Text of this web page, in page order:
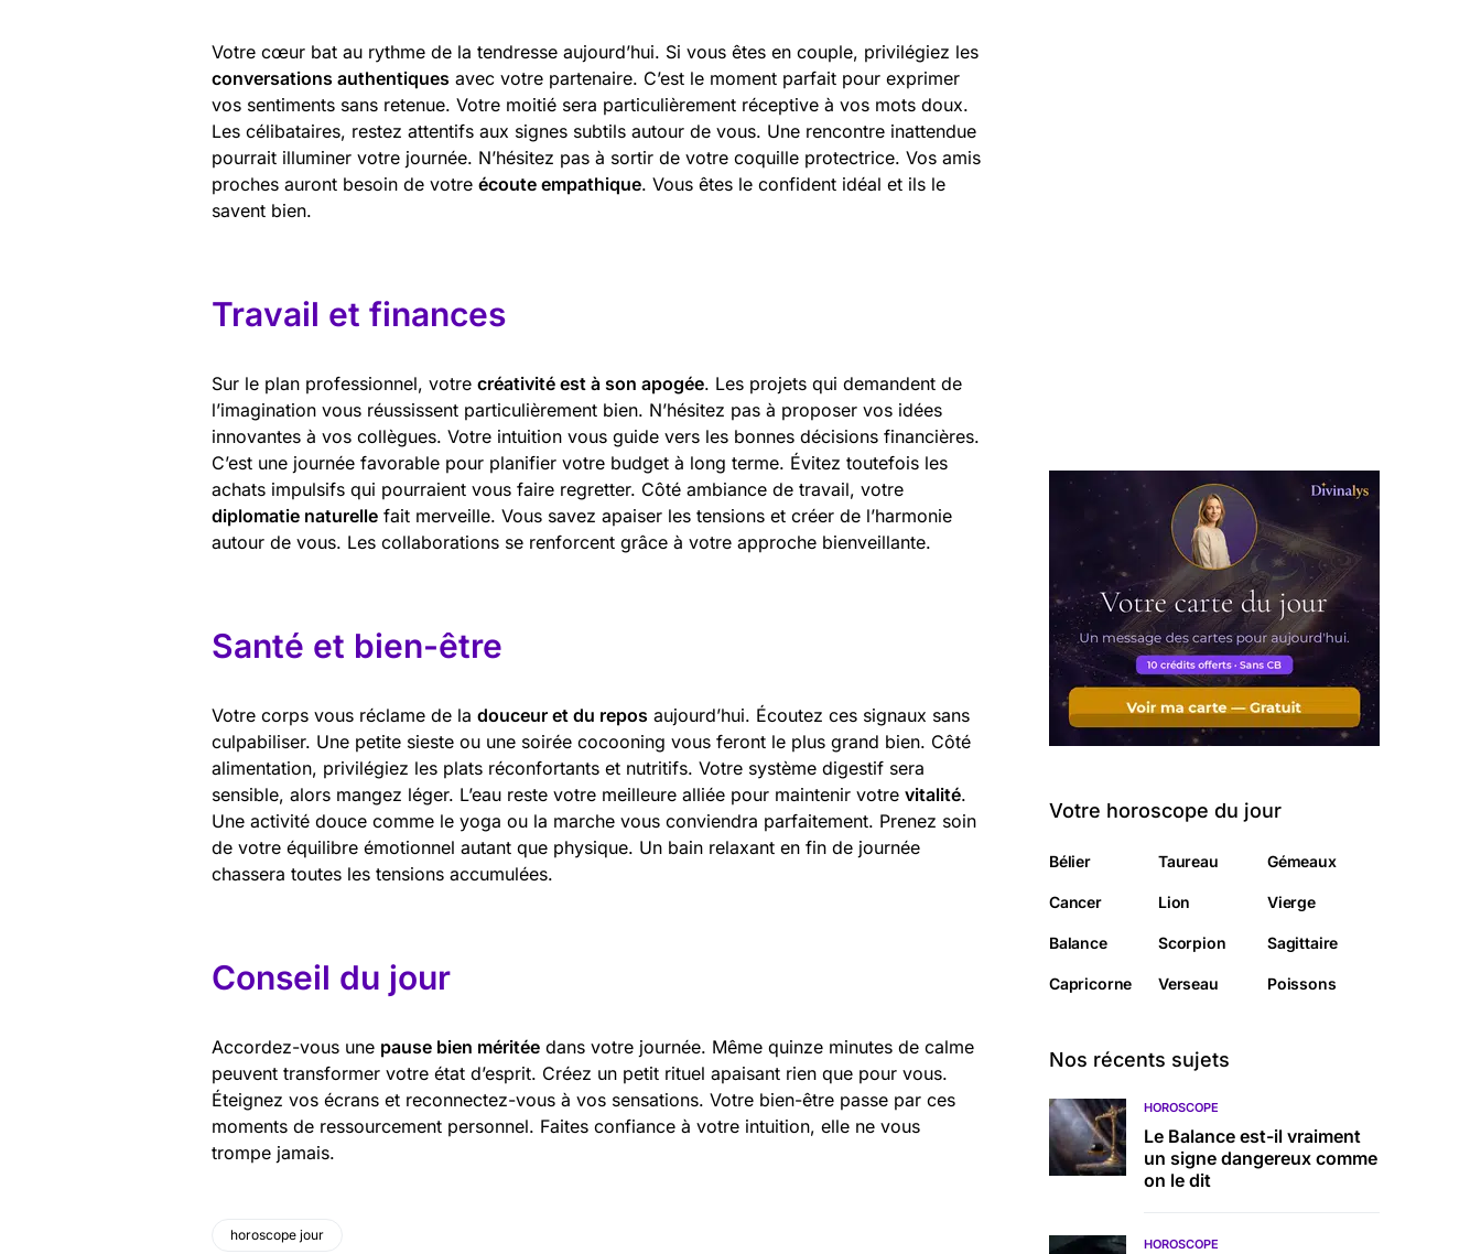
Votre cœur bat au rythme de la tendresse aujourd’hui. Si vous êtes en couple, privilégiez les
conversations authentiques avec votre partenaire. C’est le moment parfait pour exprimer
vos sentiments sans retenue. Votre moitié sera particulièrement réceptive à vos mots doux.
Les célibataires, restez attentifs aux signes subtils autour de vous. Une rencontre inattendue
pourrait illuminer votre journée. N’hésitez pas à sortir de votre coquille protectrice. Vos amis
proches auront besoin de votre écoute empathique. Vous êtes le confident idéal et ils le
savent bien.
Travail et finances
Sur le plan professionnel, votre créativité est à son apogée. Les projets qui demandent de
l’imagination vous réussissent particulièrement bien. N’hésitez pas à proposer vos idées
innovantes à vos collègues. Votre intuition vous guide vers les bonnes décisions financières.
C’est une journée favorable pour planifier votre budget à long terme. Évitez toutefois les
achats impulsifs qui pourraient vous faire regretter. Côté ambiance de travail, votre
diplomatie naturelle fait merveille. Vous savez apaiser les tensions et créer de l’harmonie
autour de vous. Les collaborations se renforcent grâce à votre approche bienveillante.
Santé et bien-être
Votre corps vous réclame de la douceur et du repos aujourd’hui. Écoutez ces signaux sans
culpabiliser. Une petite sieste ou une soirée cocooning vous feront le plus grand bien. Côté
alimentation, privilégiez les plats réconfortants et nutritifs. Votre système digestif sera
sensible, alors mangez léger. L’eau reste votre meilleure alliée pour maintenir votre vitalité.
Une activité douce comme le yoga ou la marche vous conviendra parfaitement. Prenez soin
de votre équilibre émotionnel autant que physique. Un bain relaxant en fin de journée
chassera toutes les tensions accumulées.
Conseil du jour
Accordez-vous une pause bien méritée dans votre journée. Même quinze minutes de calme
peuvent transformer votre état d’esprit. Créez un petit rituel apaisant rien que pour vous.
Éteignez vos écrans et reconnectez-vous à vos sensations. Votre bien-être passe par ces
moments de ressourcement personnel. Faites confiance à votre intuition, elle ne vous
trompe jamais.
horoscope jour
Votre horoscope du jour
Bélier Taureau Gémeaux
Cancer Lion Vierge
Balance Scorpion Sagittaire
Capricorne Verseau Poissons
Nos récents sujets
HOROSCOPE
Le Balance est-il vraiment
un signe dangereux comme
on le dit
HOROSCOPE